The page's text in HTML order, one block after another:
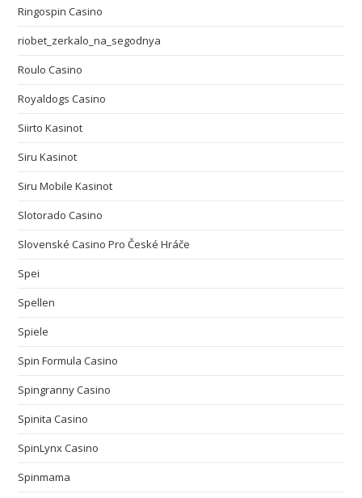
Ringospin Casino
riobet_zerkalo_na_segodnya
Roulo Casino
Royaldogs Casino
Siirto Kasinot
Siru Kasinot
Siru Mobile Kasinot
Slotorado Casino
Slovenské Casino Pro České Hráče
Spei
Spellen
Spiele
Spin Formula Casino
Spingranny Casino
Spinita Casino
SpinLynx Casino
Spinmama